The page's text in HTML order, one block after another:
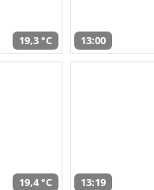
19,3 °C 13:00
19,4 °C 13:19